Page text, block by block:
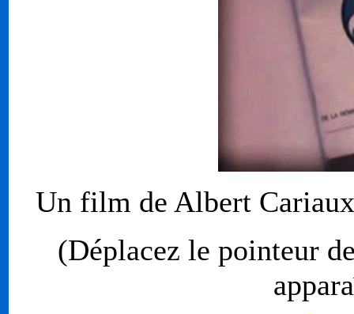
Un film de Albert
(Déplacez le pointeur